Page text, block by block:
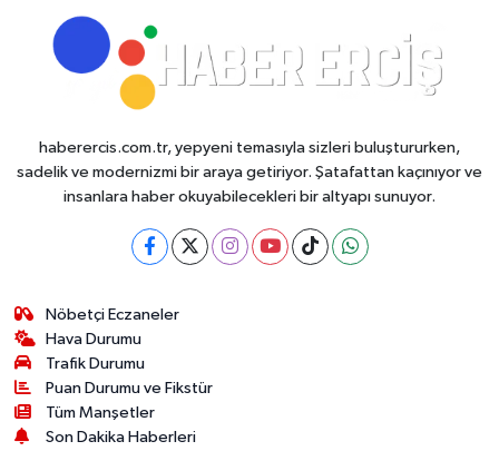
haberercis.com.tr, yepyeni temasıyla sizleri buluştururken,
sadelik ve modernizmi bir araya getiriyor. Şatafattan kaçınıyor ve
insanlara haber okuyabilecekleri bir altyapı sunuyor.
Nöbetçi Eczaneler
Hava Durumu
Trafik Durumu
Puan Durumu ve Fikstür
Tüm Manşetler
Son Dakika Haberleri